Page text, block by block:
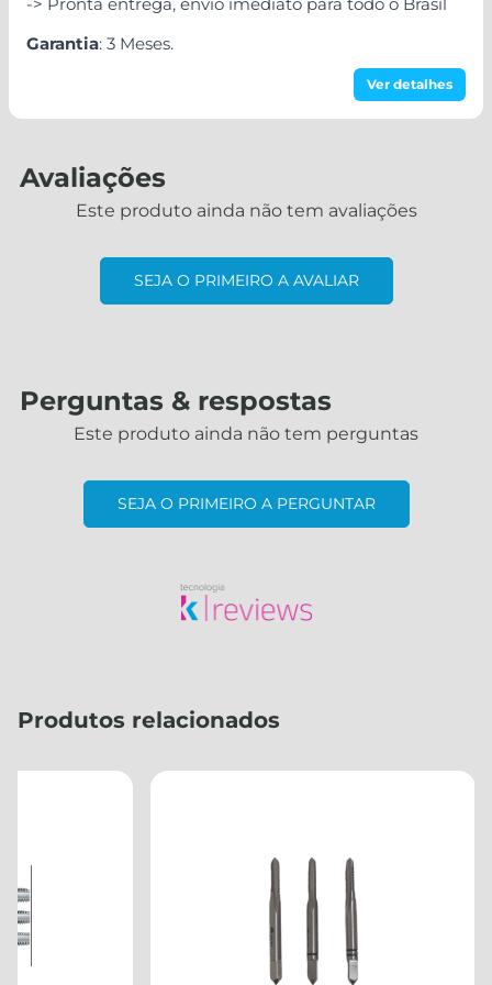
Ver detalhes
Garantia: 3 Meses.
Avaliações
Este produto ainda não tem avaliações
SEJA O PRIMEIRO A AVALIAR
Perguntas & respostas
Este produto ainda não tem perguntas
SEJA O PRIMEIRO A PERGUNTAR
Produtos relacionados